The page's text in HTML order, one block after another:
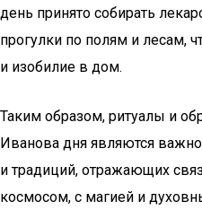
день принято собирать
прогулки по полям и лесам,
и изобилие в дом.
Таким образом, ритуалы и
Иванова дня являются
и традиций, отражающих
космосом, с магией и